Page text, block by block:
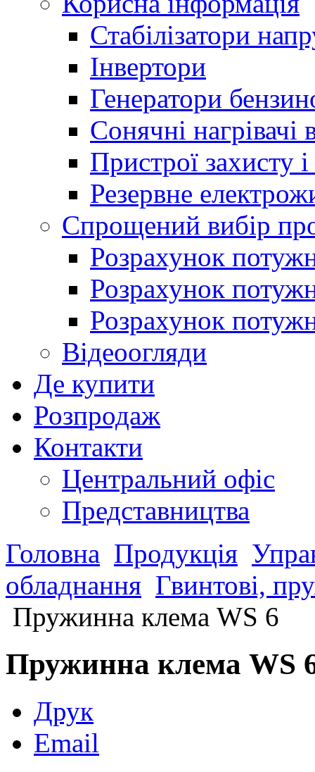
Стабілізатори
Інвертори
Генератори
Сонячні нагрівачі
Пристрої захисту і
Резервне
Спрощений вибір
Розрахунок
Розрахунок
Розрахунок
Відеоогляди
Де купити
Розпродаж
Контакти
Центральний офіс
Представництва
Головна Продукція
обладнання Гвинтові,
Пружинна клема WS 6
Пружинна клема WS
Друк
Email